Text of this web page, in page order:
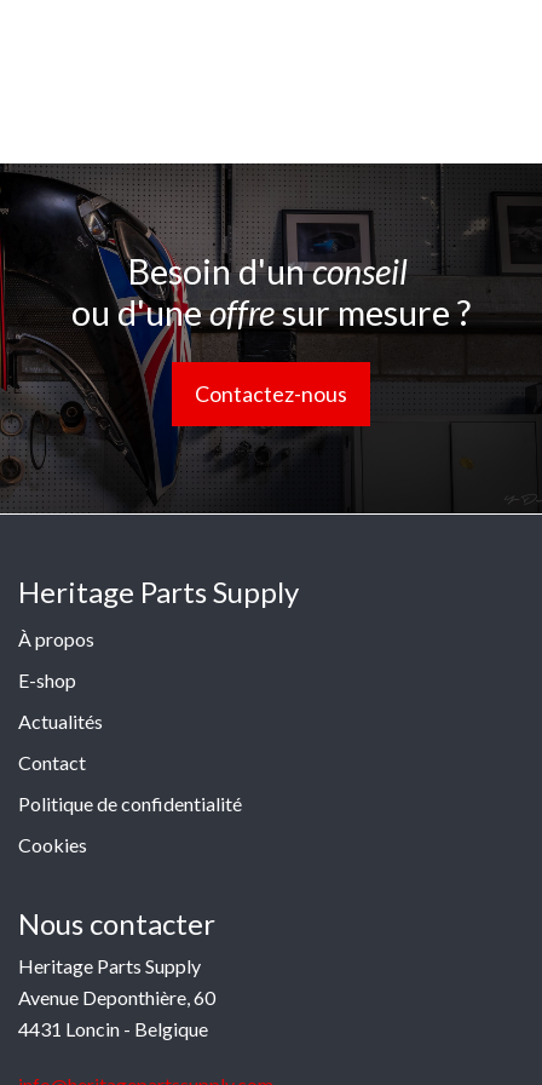
Besoin d'unconseil
ou d'uneoffresur mesure ?
Contactez-nous
Heritage Parts Supply
À propos
E-shop
Actualités
Contact
Politique de confidentialité
Cookies
Nous contacter
Heritage Parts Supply
Avenue Deponthière, 60
4431 Loncin - Belgique